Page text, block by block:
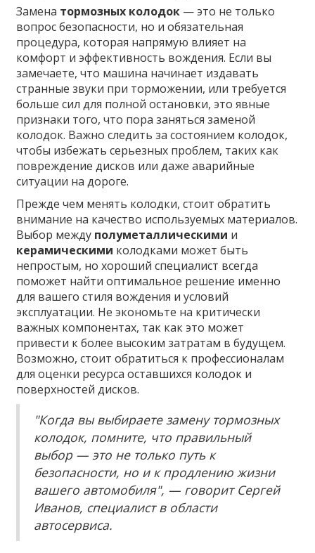
Замена тормозных колодок — это не только
вопрос безопасности, но и обязательная
процедура, которая напрямую влияет на
комфорт и эффективность вождения. Если вы
замечаете, что машина начинает издавать
странные звуки при торможении, или требуется
больше сил для полной остановки, это явные
признаки того, что пора заняться заменой
колодок. Важно следить за состоянием колодок,
чтобы избежать серьезных проблем, таких как
повреждение дисков или даже аварийные
ситуации на дороге.
Прежде чем менять колодки, стоит обратить
внимание на качество используемых материалов.
Выбор между полуметаллическими и
керамическими колодками может быть
непростым, но хороший специалист всегда
поможет найти оптимальное решение именно
для вашего стиля вождения и условий
эксплуатации. Не экономьте на критически
важных компонентах, так как это может
привести к более высоким затратам в будущем.
Возможно, стоит обратиться к профессионалам
для оценки ресурса оставшихся колодок и
поверхностей дисков.
"Когда вы выбираете замену тормозных
колодок, помните, что правильный
выбор — это не только путь к
безопасности, но и к продлению жизни
вашего автомобиля", — говорит Сергей
Иванов, специалист в области
автосервиса.